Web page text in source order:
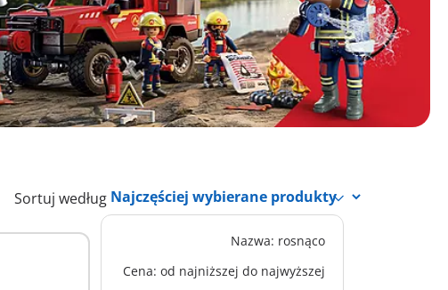
Sortuj według
Nazwa: rosnąco
Cena: od najniższej do najwyższej
71873 - Policyjne centrum
dowodzenia